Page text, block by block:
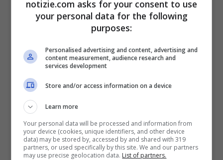
segnale forte”
Antonio Tajani (Ansa Foto)
notizie.com asks for your consent to use
your personal data for the following
purposes:
Personalised advertising and content, advertising and
content measurement, audience research and
services development
Store and/or access information on a device
Learn more
Your personal data will be processed and information from
your device (cookies, unique identifiers, and other device
data) may be stored by, accessed by and shared with 319
partners, or used specifically by this site. We and our partners
may use precise geolocation data. List of partners.